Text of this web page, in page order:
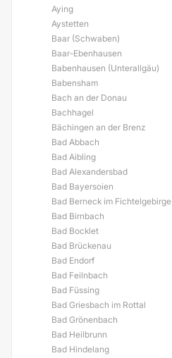
Aying
Aystetten
Baar (Schwaben)
Baar-Ebenhausen
Babenhausen (Unterallgäu)
Babensham
Bach an der Donau
Bachhagel
Bächingen an der Brenz
Bad Abbach
Bad Aibling
Bad Alexandersbad
Bad Bayersoien
Bad Berneck im Fichtelgebirge
Bad Birnbach
Bad Bocklet
Bad Brückenau
Bad Endorf
Bad Feilnbach
Bad Füssing
Bad Griesbach im Rottal
Bad Grönenbach
Bad Heilbrunn
Bad Hindelang